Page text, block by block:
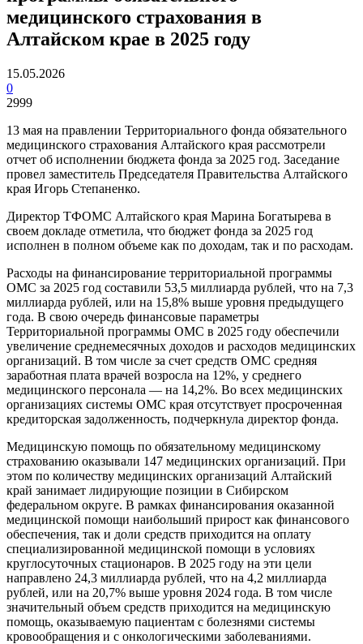
медицинского страхования в
Алтайском крае в 2025 году
15.05.2026
0
2999
13 мая на правлении Территориального фонда обязательного
медицинского страхования Алтайского края рассмотрели
отчет об исполнении бюджета фонда за 2025 год. Заседание
провел заместитель Председателя Правительства Алтайского
края Игорь Степаненко.
Директор ТФОМС Алтайского края Марина Богатырева в
своем докладе отметила, что бюджет фонда за 2025 год
исполнен в полном объеме как по доходам, так и по расходам.
Расходы на финансирование территориальной программы
ОМС за 2025 год составили 53,5 миллиарда рублей, что на 7,3
миллиарда рублей, или на 15,8% выше уровня предыдущего
года. В свою очередь финансовые параметры
Территориальной программы ОМС в 2025 году обеспечили
увеличение среднемесячных доходов и расходов медицинских
организаций. В том числе за счет средств ОМС средняя
заработная плата врачей возросла на 12%, у среднего
медицинского персонала — на 14,2%. Во всех медицинских
организациях системы ОМС края отсутствует просроченная
кредиторская задолженность, подчеркнула директор фонда.
Медицинскую помощь по обязательному медицинскому
страхованию оказывали 147 медицинских организаций. При
этом по количеству медицинских организаций Алтайский
край занимает лидирующие позиции в Сибирском
федеральном округе. В рамках финансирования оказанной
медицинской помощи наибольший прирост как финансового
обеспечения, так и доли средств приходится на оплату
специализированной медицинской помощи в условиях
круглосуточных стационаров. В 2025 году на эти цели
направлено 24,3 миллиарда рублей, что на 4,2 миллиарда
рублей, или на 20,7% выше уровня 2024 года. В том числе
значительный объем средств приходится на медицинскую
помощь, оказываемую пациентам с болезнями системы
кровообращения и с онкологическими заболеваниями.